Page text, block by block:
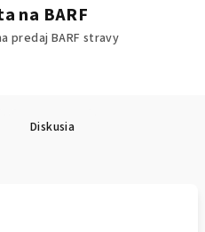
na BARF
predaj BARF stravy
Diskusia